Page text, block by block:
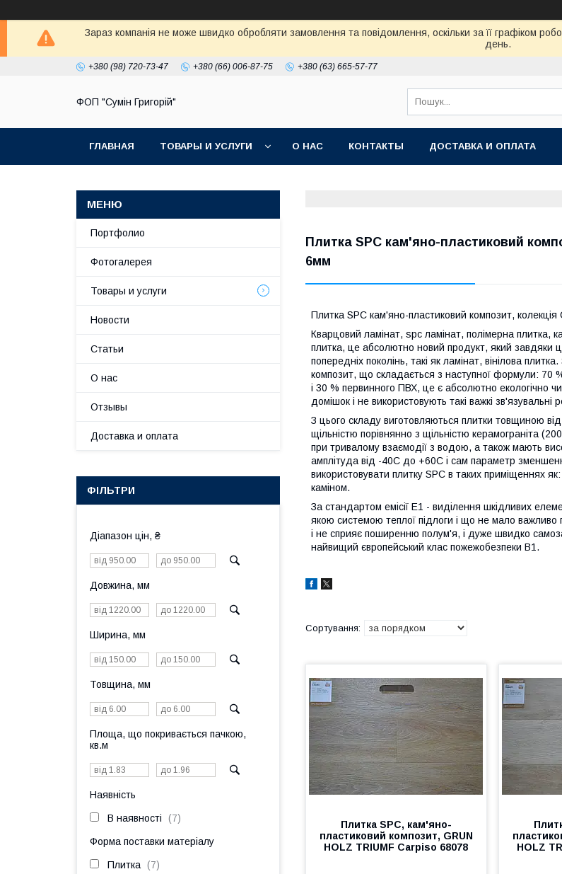
Зараз компанія не може швидко обробляти замовлення та повідомлення, оскільки за її графіком
день.
+380 (98) 720-73-47 +380 (66) 006-87-75 +380 (63) 665-57-77
ФОП "Сумін Григорій"
ГЛАВНАЯ ТОВАРЫ И УСЛУГИ О НАС КОНТАКТЫ ДОСТАВКА И ОПЛАТА
Плитка SPC кам'яно-пластиковий
6мм
Плитка SPC кам'яно-пластиковий композит,
Кварцовий ламінат, spc ламінат, полімерна плитка,
плитка, це абсолютно новий продукт, який завдяки
попередніх поколінь, такі як ламінат, вінілова
композит, що складається з наступної формули: 70
і 30 % первинного ПВХ, це є абсолютно екологічно
домішок і не використовують такі важкі
З цього складу виготовляються плитки товщиною
щільністю порівнянно з щільністю керамограніта
при тривалому взаємодії з водою, а також мають
амплітуда від -40C до +60С і сам параметр
використовувати плитку SPC в таких приміщеннях
каміном.
За стандартом емісії E1 - виділення шкідливих
якою системою теплої підлоги і що не мало важливо
і не сприяє поширенню полум'я, і дуже швидко
найвищий європейський клас пожежобезпеки В1.
Плитка SPC, кам'яно-
пластиковий композит, GRUN
HOLZ TRIUMF Carpiso 68078
HOLZ
Портфолио
Фотогалерея
Товары и услуги
Новости
Статьи
О нас
Отзывы
Доставка и оплата
ФІЛЬТРИ
Діапазон цін, ₴
Довжина, мм
Ширина, мм
Товщина, мм
Площа, що покривається пачкою,
кв.м
Наявність
В наявності 7
Форма поставки матеріалу
Плитка 7